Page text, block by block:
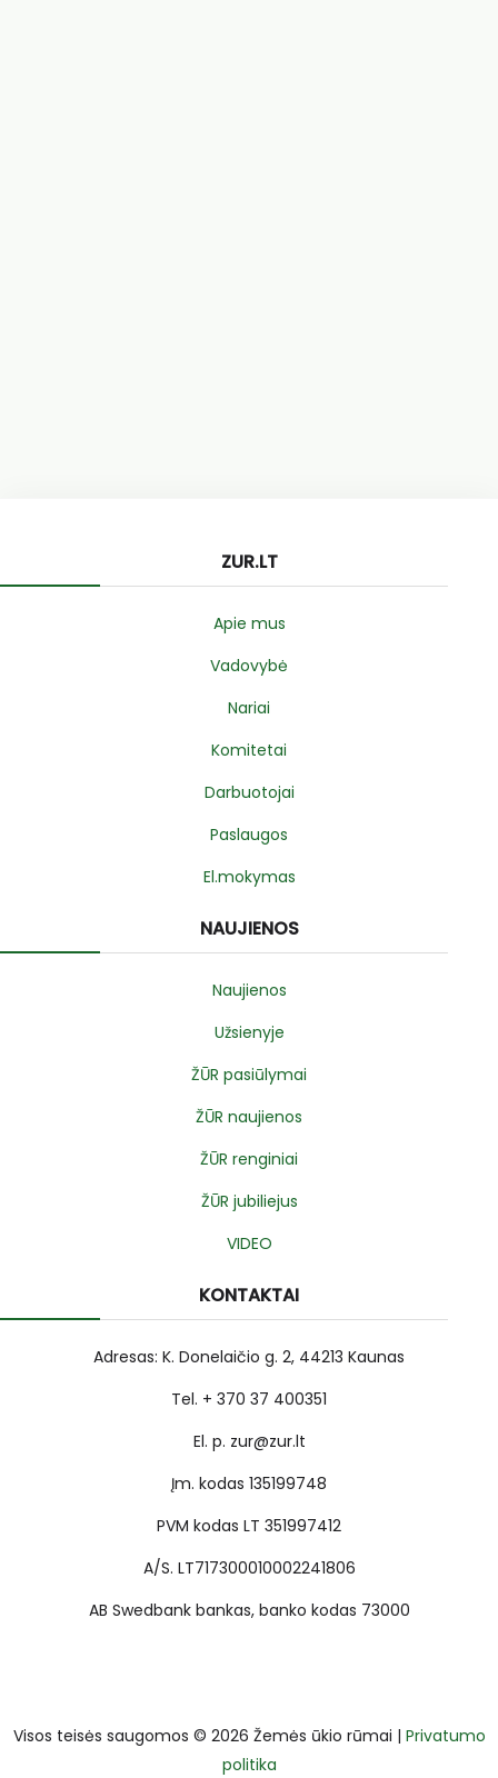
ZUR.LT
Apie mus
Vadovybė
Nariai
Komitetai
Darbuotojai
Paslaugos
El.mokymas
NAUJIENOS
Naujienos
Užsienyje
ŽŪR pasiūlymai
ŽŪR naujienos
ŽŪR renginiai
ŽŪR jubiliejus
VIDEO
KONTAKTAI
Adresas: K. Donelaičio g. 2, 44213 Kaunas
Tel. + 370 37 400351
El. p. zur@zur.lt
Įm. kodas 135199748
PVM kodas LT 351997412
A/S. LT717300010002241806
AB Swedbank bankas, banko kodas 73000
Visos teisės saugomos © 2026 Žemės ūkio rūmai | Privatumo
politika